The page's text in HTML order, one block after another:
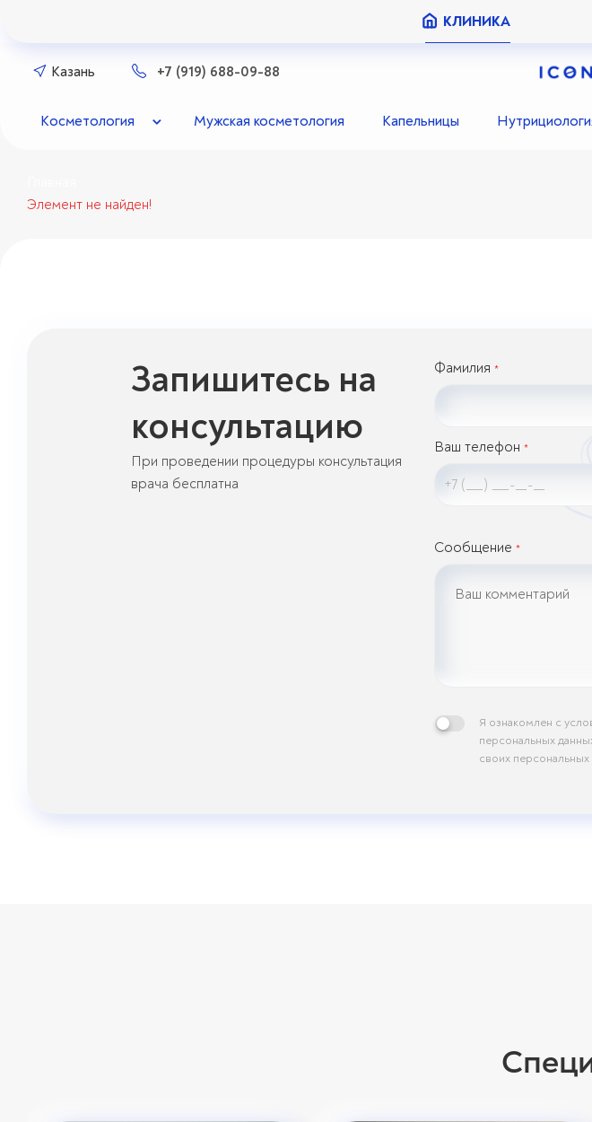
КЛИНИКА
Казань +7 (919) 688-09-88
Косметология Мужская косметология Капельницы
Элемент не найден!
Запишитесь на
консультацию
При проведении процедуры консультация
врача бесплатна
Фамилия *
Ваш телефон *
Сообщение *
Я ознакомлен с
персональных
своих